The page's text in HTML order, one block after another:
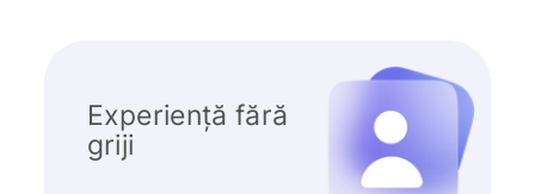
Experiență fără
griji